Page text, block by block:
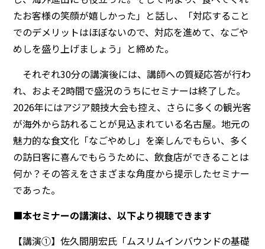
たお客様の笑顔が嬉しかった」と話し、「対応すること
でのデメリットはほぼないので、対応を進めて、なごや
めしを盛り上げましょう」と締めた。
それぞれ30分の講演後には、講師への質疑応答が行わ
れ、およそ2時間で盛況のうちにセミナーは終了した。
2026年にはアジア競技大会も控え、さらに多くの観光客
が海外から訪れることが見込まれている名古屋。地元の
魅力的な食文化「なごやめし」を楽しんでもらい、多く
の訪日客に喜んでもらうために、飲食店ができることは
何か？その答えをさまざまな角度から提示したセミナー
であった。
■本セミナーの講演は、以下より視聴できます
【講演①】佐久間朋宏氏「ムスリムインバウンドの基礎